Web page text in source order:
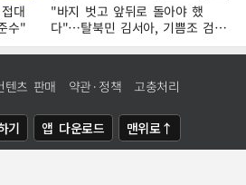
대
수"
"바지 벗고 앞뒤로 돌아야 했
다"…탈북민 김서아, 기쁨조 검사
수치심 회상
텐츠 판매 약관·정책 고충처리
기 앱 다운로드 맨위로↑